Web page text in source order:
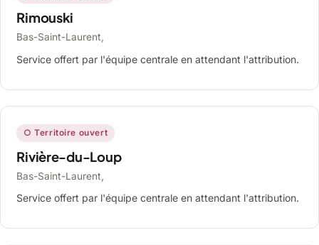
Rimouski
Bas-Saint-Laurent,
Service offert par l'équipe centrale en attendant l'attribution.
○ Territoire ouvert
Rivière-du-Loup
Bas-Saint-Laurent,
Service offert par l'équipe centrale en attendant l'attribution.